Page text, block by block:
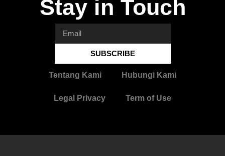
Stay in Touch
SUBSCRIBE
Tentang Kami Hubungi Kami
Legal Privacy Term of Use